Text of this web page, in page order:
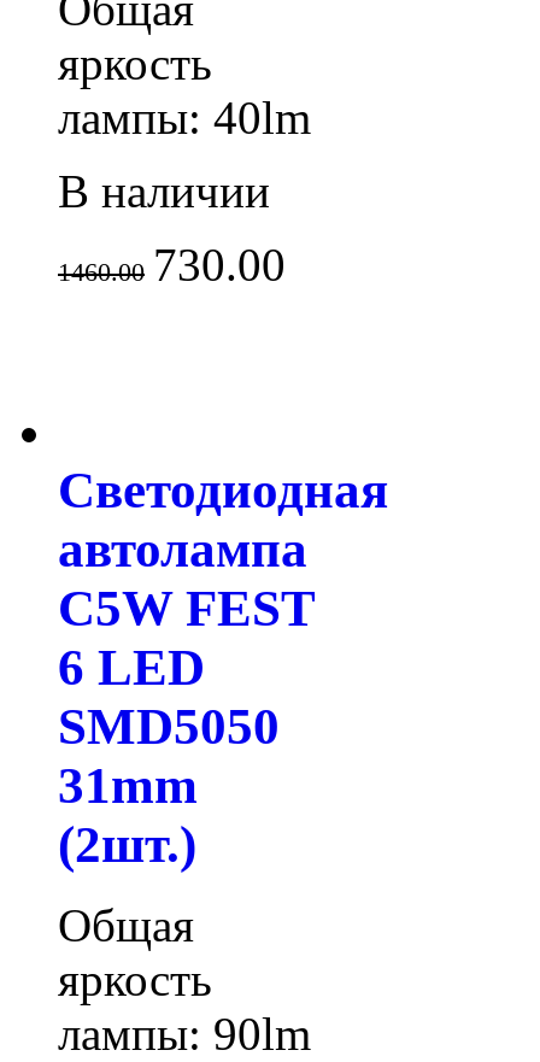
яркость
лампы: 40lm
В наличии
1460.00 730.00
Светодиодная
автолампа
C5W FEST
6 LED
SMD5050
31mm
(2шт.)
Общая
яркость
лампы: 90lm